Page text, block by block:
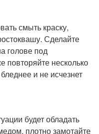
смыть краску,
Сделайте
голове под
повторяйте несколько
и не исчезнет
будет обладать
плотно замотайте